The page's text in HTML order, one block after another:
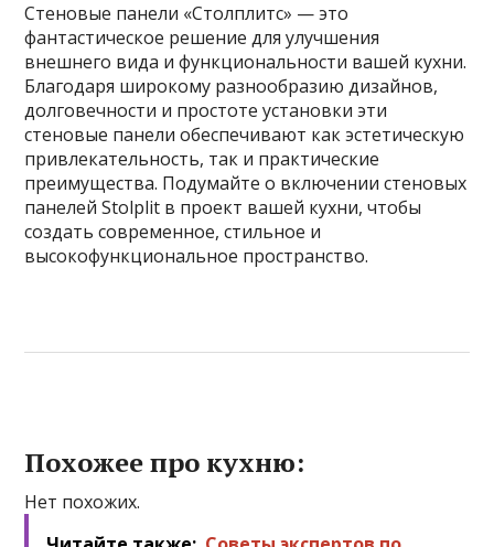
Стеновые панели «Столплитс» — это
фантастическое решение для улучшения
внешнего вида и функциональности вашей кухни.
Благодаря широкому разнообразию дизайнов,
долговечности и простоте установки эти
стеновые панели обеспечивают как эстетическую
привлекательность, так и практические
преимущества. Подумайте о включении стеновых
панелей Stolplit в проект вашей кухни, чтобы
создать современное, стильное и
высокофункциональное пространство.
Похожее про кухню:
Нет похожих.